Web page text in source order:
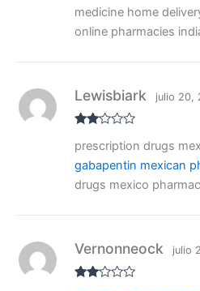
medicine home
online pharmacies
rado
con
2de
5
Lewisbiark julio 20,
prescription drugs
gabapentin mexican
drugs mexico
Vernonneock julio